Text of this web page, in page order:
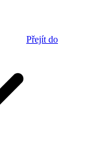
Přejít do